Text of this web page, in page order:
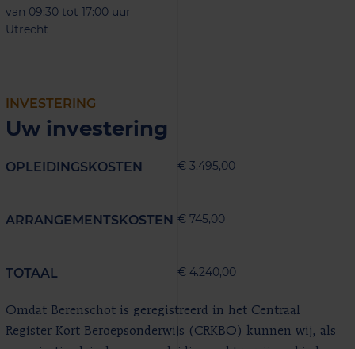
van 09:30 tot 17:00 uur
Utrecht
INVESTERING
Uw investering
OPLEIDINGSKOSTEN € 3.495,00
ARRANGEMENTSKOSTEN € 745,00
TOTAAL € 4.240,00
Omdat Berenschot is geregistreerd in het Centraal
Register Kort Beroepsonderwijs (CRKBO) kunnen wij, als